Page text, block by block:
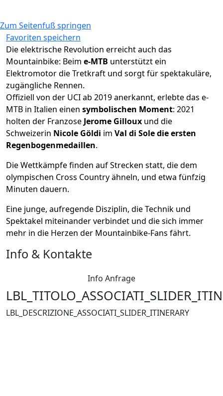
Zum Seitenfuß springen
Favoriten speichern
Info & Kontakte
Info Anfrage
Die elektrische Revolution erreicht auch das
Mountainbike: Beim e-MTB unterstützt ein
Elektromotor die Tretkraft und sorgt für spektakuläre,
zugängliche Rennen.
Offiziell von der UCI ab 2019 anerkannt, erlebte das e-
MTB in Italien einen symbolischen Moment: 2021
holten der Franzose Jerome Gilloux und die
Schweizerin Nicole Göldi im Val di Soledie ersten
Regenbogenmedaillen.
Die Wettkämpfe finden auf Strecken statt, die dem
olympischen Cross Country ähneln, und etwa fünfzig
Minuten dauern.
Eine junge, aufregende Disziplin, die Technik und
Spektakel miteinander verbindet und die sich immer
mehr in die Herzen der Mountainbike-Fans fährt.
LBL_DESCRIZIONE_ASSOCIATI_SLIDER_ITINERARY